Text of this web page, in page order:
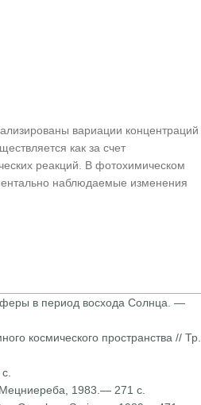
вариации концентраций
как за счет
реакций. В фотохимическом
наблюдаемые изменения
в период вос­хода Солнца. —
космического про­странства // Тр.
1983.— 271 с.